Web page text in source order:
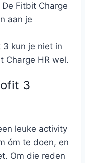
Fitbit Charge
aan je
3 kun je niet in
Charge HR wel.
3
leuke activity
óm te doen, en
Om die reden